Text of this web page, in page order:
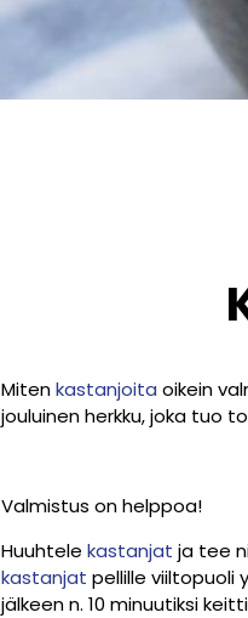
Mitenkastanjoita oikein
jouluinen herkku, joka tuo
Valmistus on helppoa!
Huuhtele kastanjat ja tee
kastanjat pellille viiltopuoli
jälkeen n. 10 minuutiksi